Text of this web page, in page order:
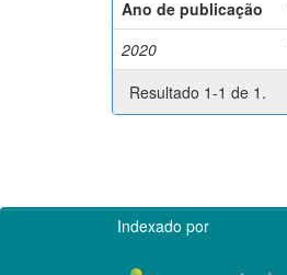
Ano de publicação
2020
Resultado 1-1 de 1.
Indexado por